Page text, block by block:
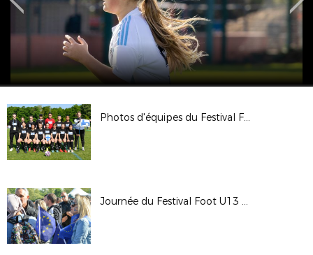
Photos d'équipes du Festival Foot U13 Pitch
Journée du Festival Foot U13 Pitch 2022